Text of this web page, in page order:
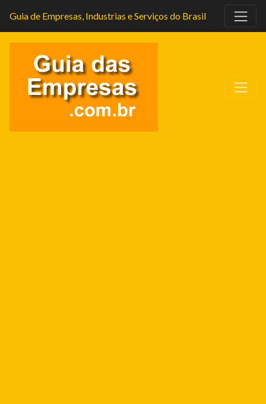
Guia de Empresas, Industrias e Serviços do Brasil